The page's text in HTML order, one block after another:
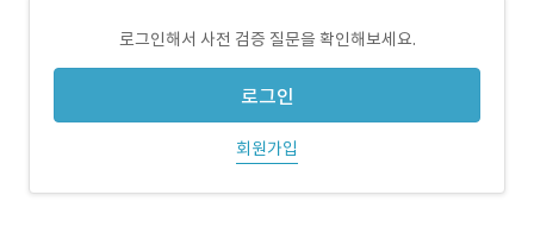
로그인해서 사전 검증 질문을 확인해보세요.
로그인
회원가입